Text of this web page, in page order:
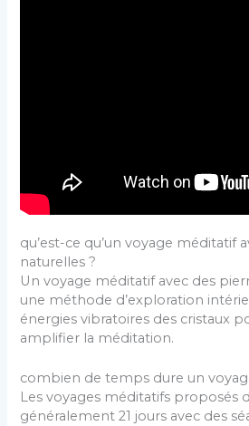
qu’est-ce qu’un voyage méditatif
naturelles ?
Un voyage méditatif avec des
une méthode d’exploration
énergies vibratoires des cristaux
amplifier la méditation.
combien de temps dure un
Les voyages méditatifs proposés
généralement 21 jours avec des